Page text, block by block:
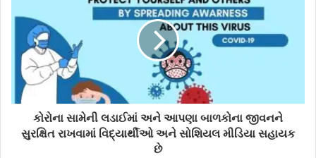
કોરોના સામેની લડાઈમાં અને આપણા બાળકોના જીવનને
સુરક્ષિત રાખવામાં વિદ્યાર્થીઓ અને સોશિયલ મીડિયા સહાયક
છે